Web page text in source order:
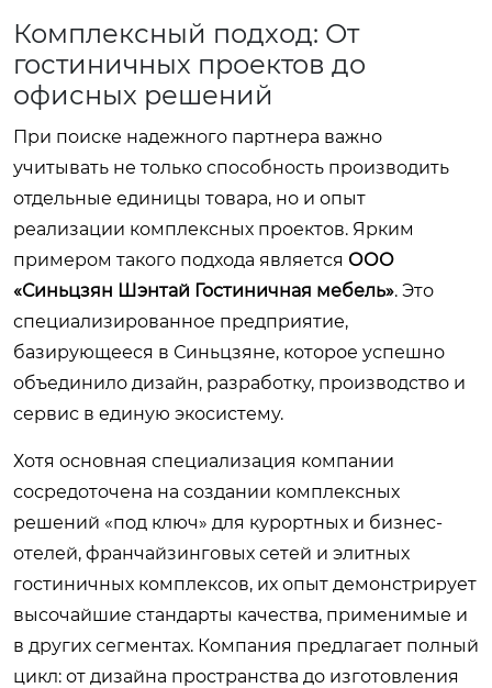
Комплексный подход: От
гостиничных проектов до
офисных решений
При поиске надежного партнера важно
учитывать не только способность производить
отдельные единицы товара, но и опыт
реализации комплексных проектов. Ярким
примером такого подхода является ООО
«Синьцзян Шэнтай Гостиничная мебель». Это
специализированное предприятие,
базирующееся в Синьцзяне, которое успешно
объединило дизайн, разработку, производство и
сервис в единую экосистему.
Хотя основная специализация компании
сосредоточена на создании комплексных
решений «под ключ» для курортных и бизнес-
отелей, франчайзинговых сетей и элитных
гостиничных комплексов, их опыт демонстрирует
высочайшие стандарты качества, применимые и
в других сегментах. Компания предлагает полный
цикл: от дизайна пространства до изготовления